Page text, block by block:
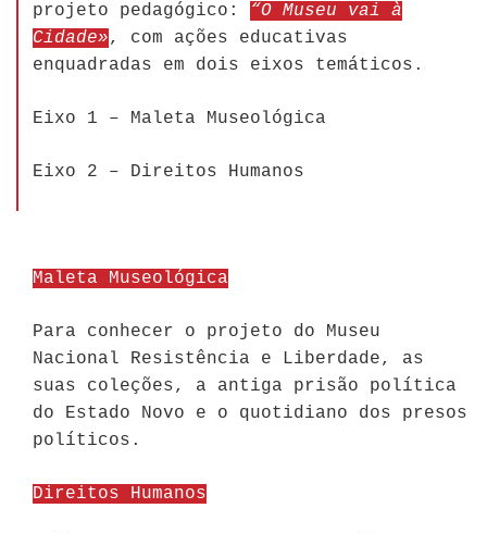
projeto pedagógico:
“O Museu vai à
Cidade», com ações educativas
enquadradas em dois eixos temáticos.
Eixo 1 – Maleta Museológica
Eixo 2 – Direitos Humanos
Maleta Museológica
Para conhecer o projeto do Museu
Nacional Resistência e Liberdade, as
suas coleções, a antiga prisão política
do Estado Novo e o quotidiano dos presos
políticos.
Direitos Humanos